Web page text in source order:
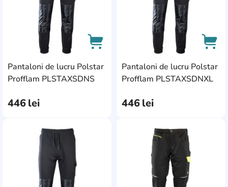
Pantaloni de lucru Polstar
Profflam PLSTAXSDNS
446lei
AddCardToCart
Pantaloni de lucru Polstar
Profflam PLSTAXSDNXL
446lei
AddCardToFavourite